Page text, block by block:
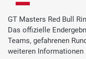
GT Masters Red Bull
Das offizielle
Teams, gefahrenen
weiteren Informationen